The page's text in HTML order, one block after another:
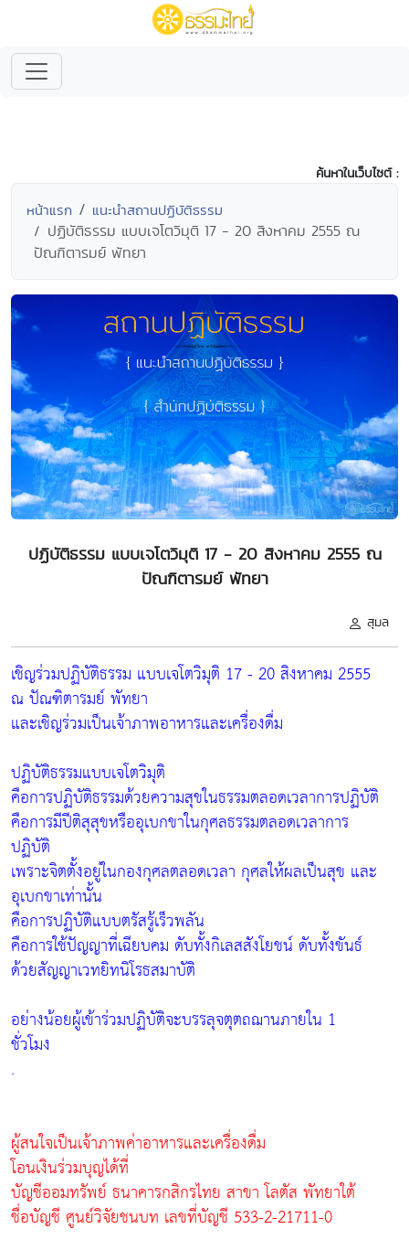
ค้นหาในเว็บไซต์ :
หน้าแรก แนะนำสถานปฏิบัติธรรม
ปฏิบัติธรรม แบบเจโตวิมุติ 17 - 20 สิงหาคม 2555 ณ
ปัณฑิตารมย์ พัทยา
ปฏิบัติธรรม แบบเจโตวิมุติ 17 - 20 สิงหาคม 2555 ณ
ปัณฑิตารมย์ พัทยา
สุมล
เชิญร่วมปฏิบัติธรรม แบบเจโตวิมุติ 17 - 20 สิงหาคม 2555
ณ ปัณฑิตารมย์ พัทยา
และเชิญร่วมเป็นเจ้าภาพอาหารและเครื่องดื่ม
ปฏิบัติธรรมแบบเจโตวิมุติ
คือการปฏิบัติธรรมด้วยความสุขในธรรมตลอดเวลาการปฏิบัติ
คือการมีปีติสุสุขหรืออุเบกขาในกุศลธรรมตลอดเวลาการ
ปฏิบัติ
เพราะจิตตั้งอยู่ในกองกุศลตลอดเวลา กุศลให้ผลเป็นสุข และ
อุเบกขาเท่านั้น
คือการปฏิบัติแบบตรัสรู้เร็วพลัน
คือการใช้ปัญญาที่เฉียบคม ดับทั้งกิเลสสังโยชน์ ดับทั้งขันธ์
ด้วยสัญญาเวทยิทนิโรธสมาบัติ
อย่างน้อยผู้เข้าร่วมปฏิบัติจะบรรลุจตุตถฌานภายใน 1
ชั่วโมง
.
ผู้สนใจเป็นเจ้าภาพค่าอาหารและเครื่องดื่ม
โอนเงินร่วมบุญได้ที่
บัญชีออมทรัพย์ ธนาคารกสิกรไทย สาขา โลตัส พัทยาใต้
ชื่อบัญชี ศูนย์วิจัยชนบท เลขที่บัญชี 533-2-21711-0